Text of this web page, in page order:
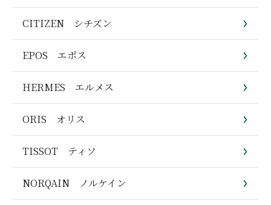
CITIZEN シチズン
EPOS エポス
HERMES エルメス
ORIS オリス
TISSOT ティソ
NORQAIN ノルケイン